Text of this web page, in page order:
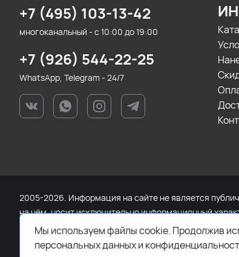
+7 (495) 103-13-42
многоканальный - с 10:00 до 19:00
+7 (926) 544-22-25
WhatsApp, Telegram - 24/7
2005-2026. Информация на сайте не является
на нём, носит исключительно информационный
Федерации. Для получения подробной информации
связи или по телефону +7 (495) 103-13-42.
Мы используем файлы cookie. Продолжив
персональных данных и